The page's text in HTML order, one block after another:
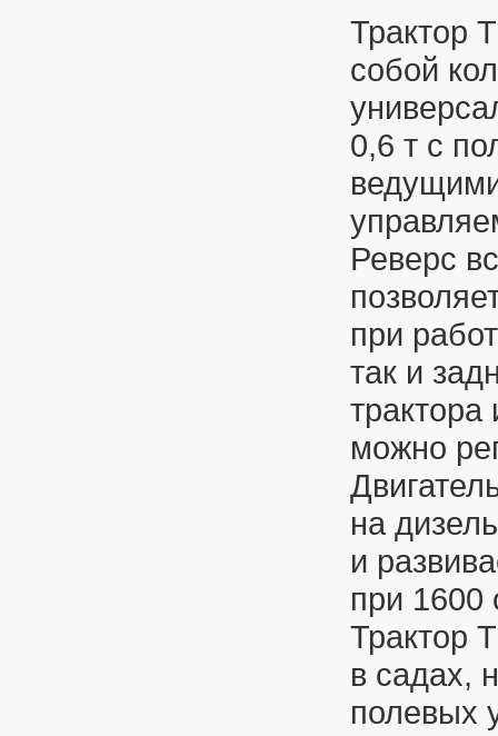
Трактор
собой
0,6 т с
Реверс
при
так и
можно
на
и
при 1600
Трактор
в садах,
полевых